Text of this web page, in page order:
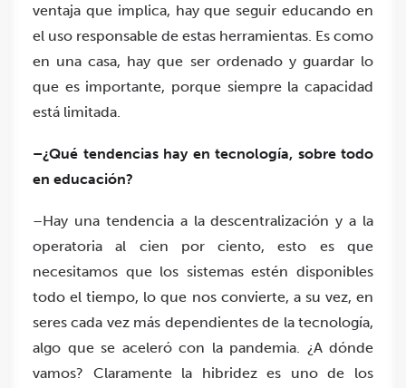
ventaja que implica, hay que seguir educando en
el uso responsable de estas herramientas. Es como
en una casa, hay que ser ordenado y guardar lo
que es importante, porque siempre la capacidad
está limitada.
–¿Qué tendencias hay en tecnología, sobre todo
en educación?
–Hay una tendencia a la descentralización y a la
operatoria al cien por ciento, esto es que
necesitamos que los sistemas estén disponibles
todo el tiempo, lo que nos convierte, a su vez, en
seres cada vez más dependientes de la tecnología,
algo que se aceleró con la pandemia. ¿A dónde
vamos? Claramente la hibridez es uno de los